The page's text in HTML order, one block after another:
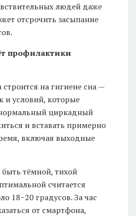
людей даже
отсрочить засыпание
профилактики
на гигиене сна —
и условий, которые
циркадный
и вставать примерно
включая выходные
тёмной, тихой
считается
18−20 градусов. За час
от смартфона,